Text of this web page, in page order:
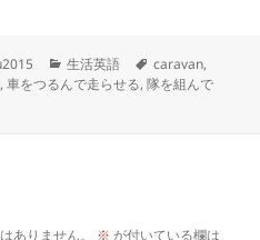
カ
テ
生活英語
タ
グ
caravan,
,車をつるんで走らせる,隊を組んで
ありません。 ※ が付いている欄は